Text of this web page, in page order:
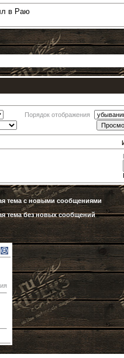
в Раю
Порядок отображения
тема с новыми сообщениями
тема без новых сообщений